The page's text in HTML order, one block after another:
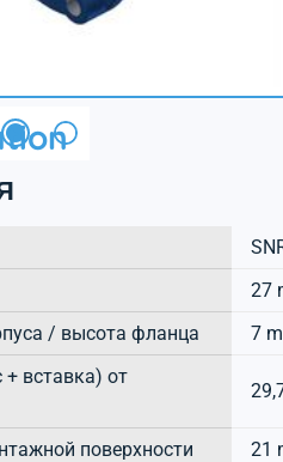
27
/ высота фланца
7
вставка) от
поверхности
21